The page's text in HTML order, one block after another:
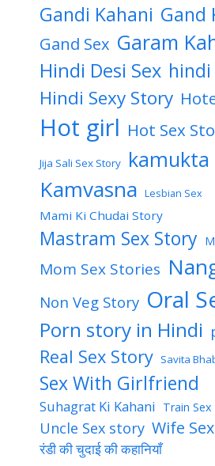
Gandi Kahani Gand
Gand Sex Garam
Hindi Desi Sex hindi
Hindi Sexy Story
Hot girl Hot Sex
Jija Sali Sex Story kamukta
Kamvasna Lesbian Sex
Mami Ki Chudai Story
Mastram Sex Story
Mom Sex Stories
Non Veg Story Oral
Porn story in Hindi
Real Sex Story Savita
Sex With Girlfriend
Suhagrat Ki Kahani Train Sex
Uncle Sex story Wife Sex
रंडी की चुदाई की कहानियाँ